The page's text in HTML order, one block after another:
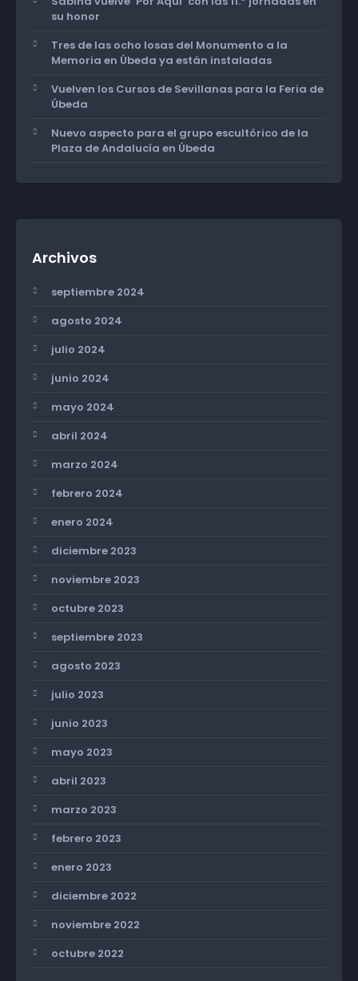
su honor
Tres de las ocho losas del Monumento a la
Memoria en Úbeda ya están instaladas
Vuelven los Cursos de Sevillanas para la Feria de
Úbeda
Nuevo aspecto para el grupo escultórico de la
Plaza de Andalucía en Úbeda
Archivos
septiembre 2024
agosto 2024
julio 2024
junio 2024
mayo 2024
abril 2024
marzo 2024
febrero 2024
enero 2024
diciembre 2023
noviembre 2023
octubre 2023
septiembre 2023
agosto 2023
julio 2023
junio 2023
mayo 2023
abril 2023
marzo 2023
febrero 2023
enero 2023
diciembre 2022
noviembre 2022
octubre 2022